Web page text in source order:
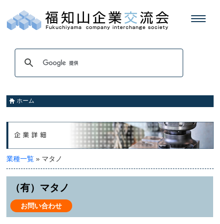
ホーム
業種一覧 » マタノ
（有）マタノ
お問い合わせ